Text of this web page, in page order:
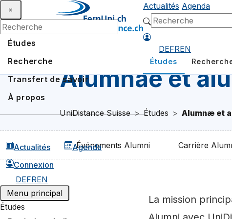
Actualités Agenda
DEFREN
Études
Études
Recherche
Transfert de savoir
À propos
Actualités
Agenda
Connexion
DEFREN
Menu principal
Études
Alumnae et
UniDistance Suisse Études Alumnæ et
Événements Alumni Carrière
La mission